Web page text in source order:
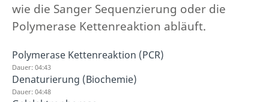
wie die Sanger Sequenzierung oder die
Polymerase Kettenreaktion abläuft.
Polymerase Kettenreaktion (PCR)
Dauer: 04:43
Denaturierung (Biochemie)
Dauer: 04:48